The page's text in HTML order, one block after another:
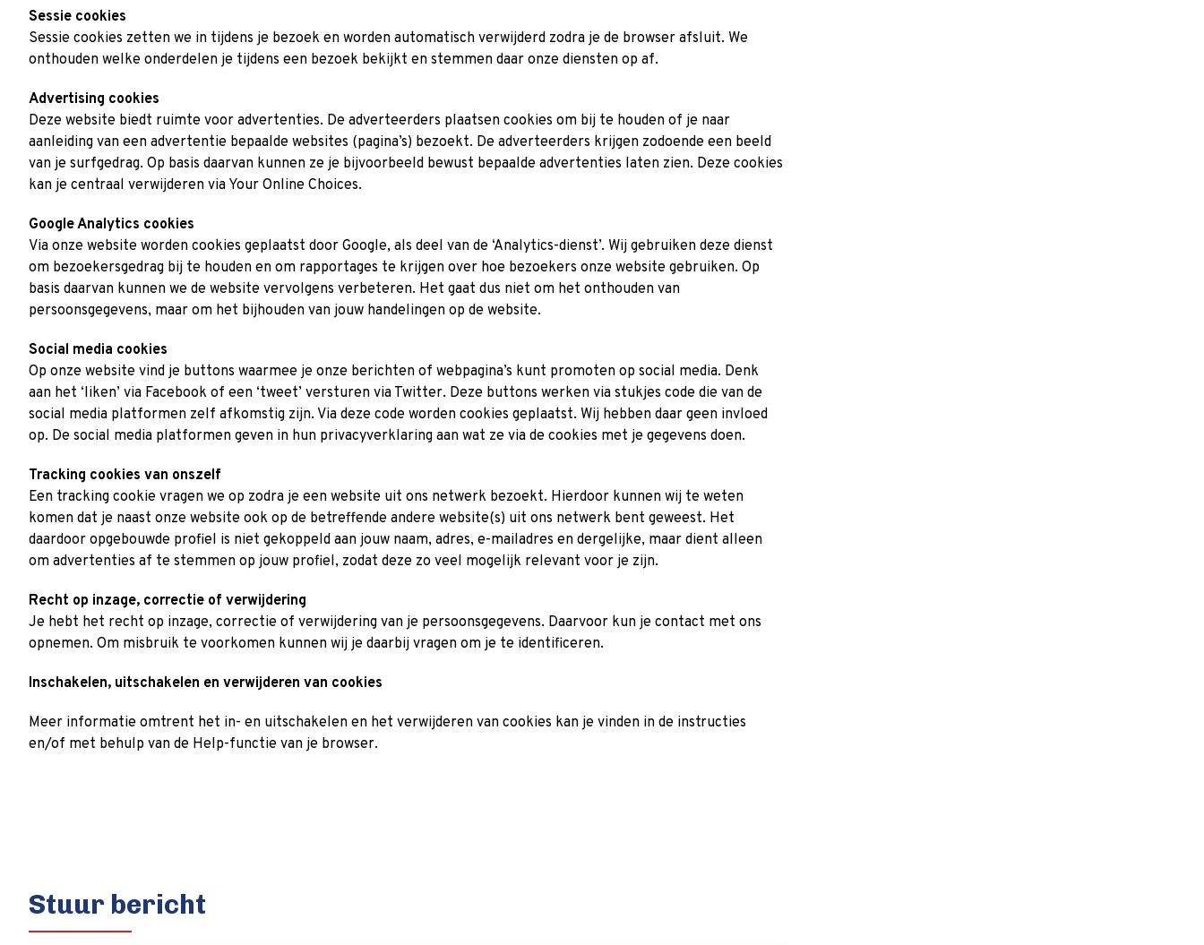
Sessie cookies
Sessie cookies zetten we in tijdens je bezoek en worden automatisch verwijderd zodra je de browser afsluit. We
onthouden welke onderdelen je tijdens een bezoek bekijkt en stemmen daar onze diensten op af.
Advertising cookies
Deze website biedt ruimte voor advertenties. De adverteerders plaatsen cookies om bij te houden of je naar
aanleiding van een advertentie bepaalde websites (pagina’s) bezoekt. De adverteerders krijgen zodoende een beeld
van je surfgedrag. Op basis daarvan kunnen ze je bijvoorbeeld bewust bepaalde advertenties laten zien. Deze cookies
kan je centraal verwijderen via Your Online Choices.
Google Analytics cookies
Via onze website worden cookies geplaatst door Google, als deel van de ‘Analytics-dienst’. Wij gebruiken deze dienst
om bezoekersgedrag bij te houden en om rapportages te krijgen over hoe bezoekers onze website gebruiken. Op
basis daarvan kunnen we de website vervolgens verbeteren. Het gaat dus niet om het onthouden van
persoonsgegevens, maar om het bijhouden van jouw handelingen op de website.
Social media cookies
Op onze website vind je buttons waarmee je onze berichten of webpagina’s kunt promoten op social media. Denk
aan het ‘liken’ via Facebook of een ‘tweet’ versturen via Twitter. Deze buttons werken via stukjes code die van de
social media platformen zelf afkomstig zijn. Via deze code worden cookies geplaatst. Wij hebben daar geen invloed
op. De social media platformen geven in hun privacyverklaring aan wat ze via de cookies met je gegevens doen.
Tracking cookies van onszelf
Een tracking cookie vragen we op zodra je een website uit ons netwerk bezoekt. Hierdoor kunnen wij te weten
komen dat je naast onze website ook op de betreffende andere website(s) uit ons netwerk bent geweest. Het
daardoor opgebouwde profiel is niet gekoppeld aan jouw naam, adres, e-mailadres en dergelijke, maar dient alleen
om advertenties af te stemmen op jouw profiel, zodat deze zo veel mogelijk relevant voor je zijn.
Recht op inzage, correctie of verwijdering
Je hebt het recht op inzage, correctie of verwijdering van je persoonsgegevens. Daarvoor kun je contact met ons
opnemen. Om misbruik te voorkomen kunnen wij je daarbij vragen om je te identificeren.
Inschakelen, uitschakelen en verwijderen van cookies
Meer informatie omtrent het in- en uitschakelen en het verwijderen van cookies kan je vinden in de instructies
en/of met behulp van de Help-functie van je browser.
Stuur bericht